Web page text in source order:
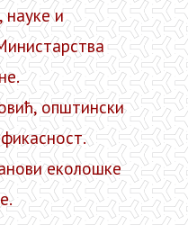
науке и
општински
еколошке